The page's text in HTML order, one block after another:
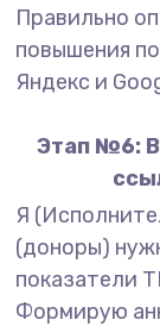
Правильно
повышения
Яндекс и
Этап №6:
Я
(доноры)
показатели
Формирую